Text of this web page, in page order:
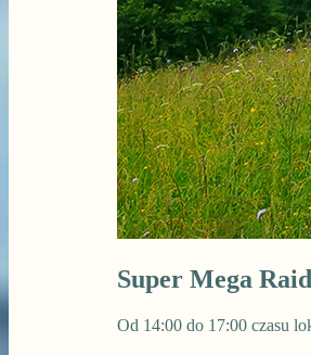
Super Mega
Od 14:00 do 17:00 czasu